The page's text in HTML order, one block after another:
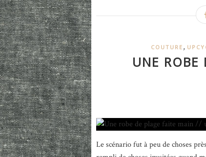
COUTURE ,
UNE
Le scénario fut à peu de choses